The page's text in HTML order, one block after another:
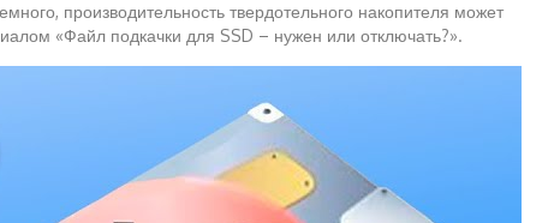
производительность твердотельного накопителя может
«Файл подкачки для SSD – нужен или отключать?».